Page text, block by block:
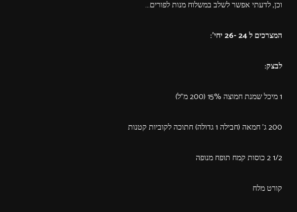
וכן, לדעתי אפשר לשלב במשלוח מנות לפורים…
המצרכים ל 24 -26 יחי':
לבצק:
1 מיכל שמנת חמוצה 15% (200 מ"ל)
200 ג' חמאה (חבילה 1 גדולה) חתוכה לקוביות קטנות
1/2 2 כוסות קמח תופח מנופה
קורט מלח